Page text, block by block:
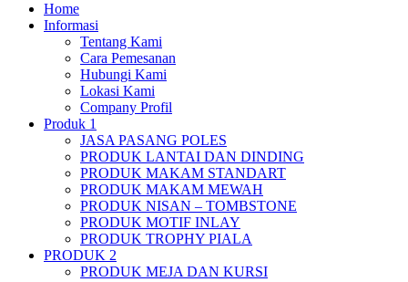
Home
Informasi
Tentang Kami
Cara Pemesanan
Hubungi Kami
Lokasi Kami
Company Profil
Produk 1
JASA PASANG POLES
PRODUK LANTAI DAN DINDING
PRODUK MAKAM STANDART
PRODUK MAKAM MEWAH
PRODUK NISAN – TOMBSTONE
PRODUK MOTIF INLAY
PRODUK TROPHY PIALA
PRODUK 2
PRODUK MEJA DAN KURSI